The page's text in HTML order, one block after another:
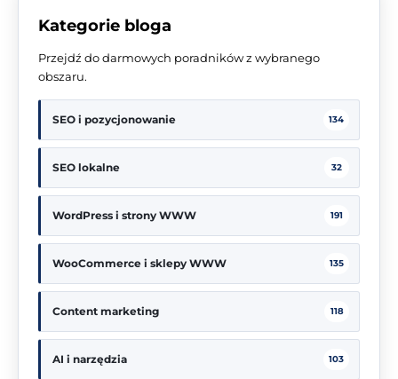
Kategorie bloga
Przejdź do darmowych poradników z wybranego
obszaru.
SEO i pozycjonowanie 134
SEO lokalne 32
WordPress i strony WWW 191
WooCommerce i sklepy WWW 135
Content marketing 118
AI i narzędzia 103